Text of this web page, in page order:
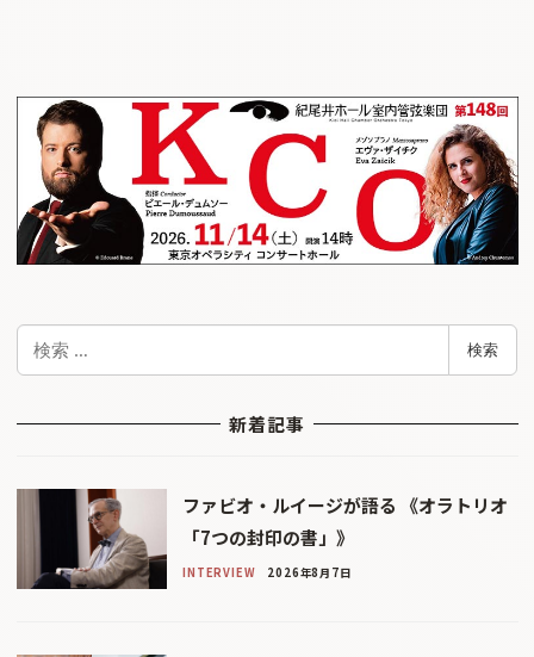
検
検索
新着記事
ファビオ・ルイージが語る 《オラトリオ
「7つの封印の書」》
INTERVIEW 2026年8月7日